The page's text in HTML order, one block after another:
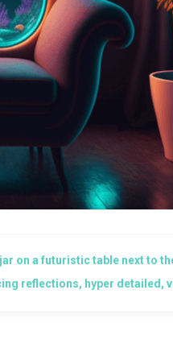
on a futuristic table next to
reflections, hyper detailed,